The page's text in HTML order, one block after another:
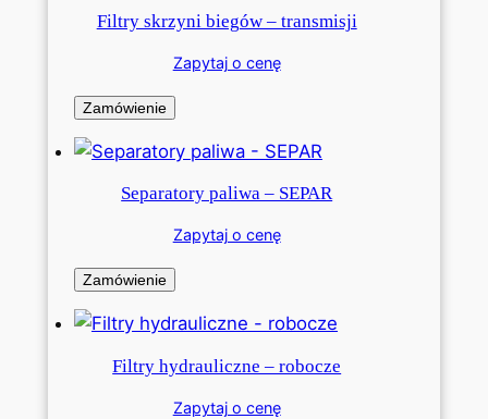
Filtry skrzyni biegów – transmisji
Zapytaj o cenę
Zamówienie
Separatory paliwa – SEPAR
Zapytaj o cenę
Zamówienie
Filtry hydrauliczne – robocze
Zapytaj o cenę